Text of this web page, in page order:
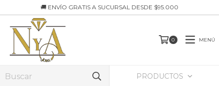
🚚 ENVÍO GRATIS A SUCURSAL DESDE $95.000
0 MENÚ
PRODUCTOS